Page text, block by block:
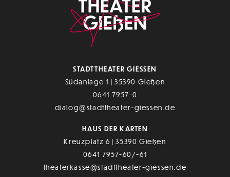
STADTTHEATER GIESSEN
Südanlage 1 | 35390 Gießen
0641 7957-0
dialog@stadttheater-giessen.de
HAUS DER KARTEN
Kreuzplatz 6 | 35390 Gießen
0641 7957-60/-61
theaterkasse@stadttheater-giessen.de